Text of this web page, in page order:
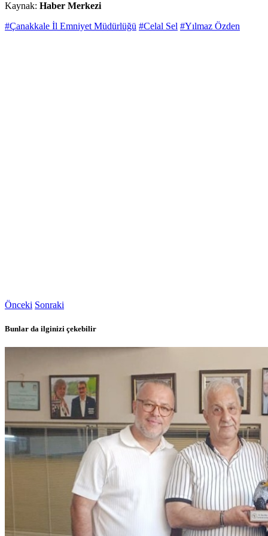
Kaynak: Haber Merkezi
#Çanakkale İl Emniyet Müdürlüğü #Celal Sel #Yılmaz Özden
Önceki Sonraki
Bunlar da ilginizi çekebilir